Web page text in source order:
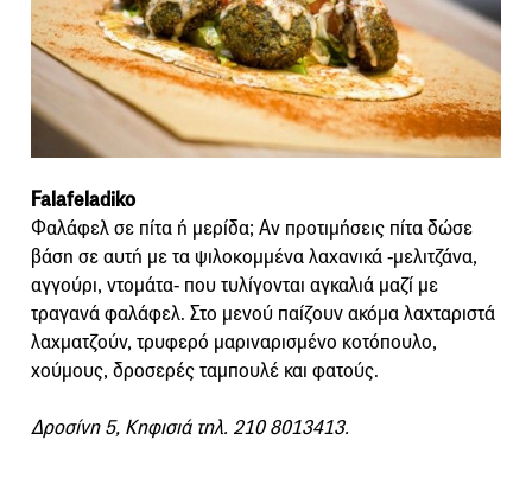
Falafeladiko
Φαλάφελ σε πίτα ή μερίδα; Αν προτιμήσεις πίτα δώσε
βάση σε αυτή με τα ψιλοκομμένα λαχανικά -μελιτζάνα,
αγγούρι, ντομάτα- που τυλίγονται αγκαλιά μαζί με
τραγανά φαλάφελ. Στο μενού παίζουν ακόμα λαχταριστά
λαχματζούν, τρυφερό μαριναρισμένο κοτόπουλο,
χούμους, δροσερές ταμπουλέ και φατούς.
Δροσίνη 5, Κηφισιά τηλ. 210 8013413.